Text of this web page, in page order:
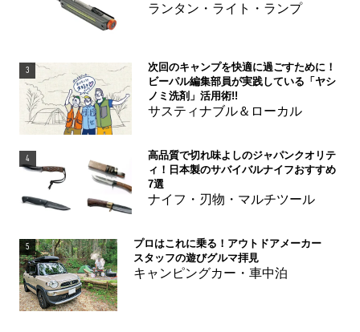
ランタン・ライト・ランプ
3
次回のキャンプを快適に過ごすために！
ビーパル編集部員が実践している「ヤシ
ノミ洗剤」活用術!!
サスティナブル＆ローカル
4
高品質で切れ味よしのジャパンクオリテ
ィ！日本製のサバイバルナイフおすすめ
7選
ナイフ・刃物・マルチツール
5
プロはこれに乗る！アウトドアメーカー
スタッフの遊びグルマ拝見
キャンピングカー・車中泊